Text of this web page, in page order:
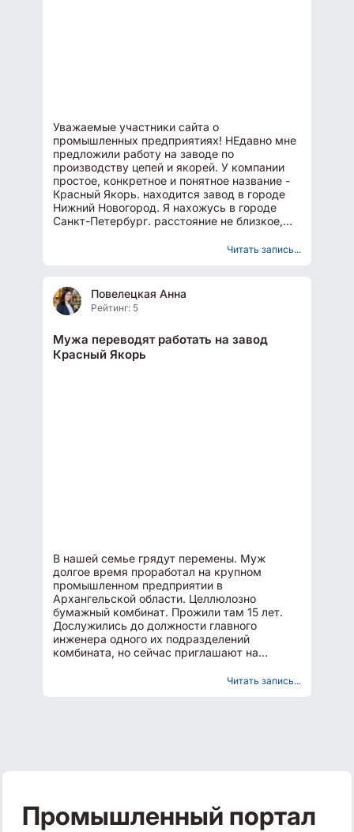
Уважаемые участники сайта о
промышленных предприятиях! НЕдавно мне
предложили работу на заводе по
производству цепей и якорей. У компании
простое, конкретное и понятное название -
Красный Якорь. находится завод в городе
Нижний Новогород. Я нахожусь в городе
Санкт-Петербург. расстояние не близкое,
Читать запись...
Повелецкая Анна
Рейтинг: 5
Мужа переводят работать на завод
Красный Якорь
В нашей семье грядут перемены. Муж
долгое время проработал на крупном
промышленном предприятии в
Архангельской области. Целлюлозно
бумажный комбинат. Прожили там 15 лет.
Дослужились до должности главного
инженера одного их подразделений
комбината, но сейчас приглашают на
Читать запись...
Промышленный портал